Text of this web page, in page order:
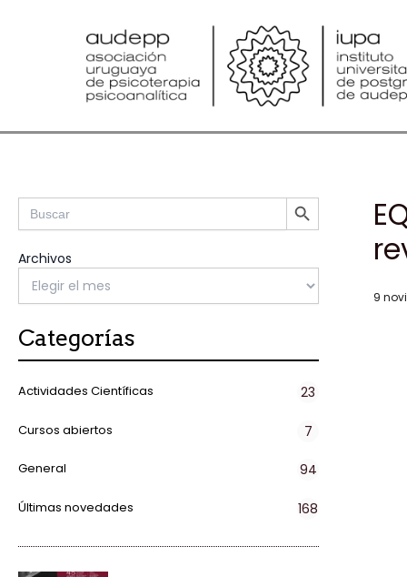
Search
for:
SEARCH BUTTON
Archivos
Categorías
Actividades Científicas 23
Cursos abiertos 7
General 94
Últimas novedades 168
9